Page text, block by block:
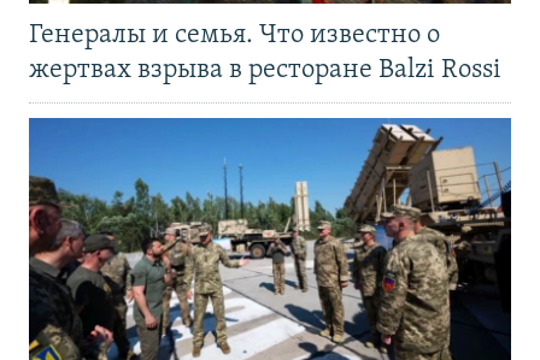
Генералы и семья. Что известно о
жертвах взрыва в ресторане Balzi Rossi